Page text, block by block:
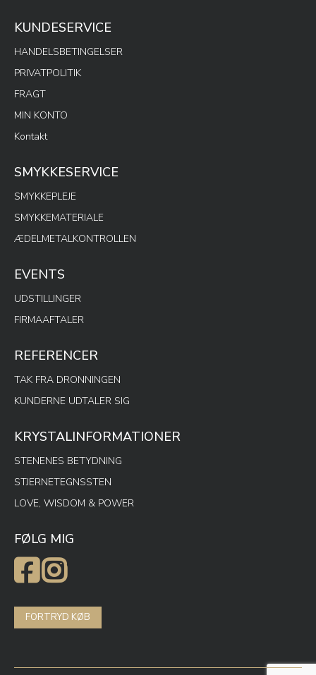
KUNDESERVICE
HANDELSBETINGELSER
PRIVATPOLITIK
FRAGT
MIN KONTO
Kontakt
SMYKKESERVICE
SMYKKEPLEJE
SMYKKEMATERIALE
ÆDELMETALKONTROLLEN
EVENTS
UDSTILLINGER
FIRMAAFTALER
REFERENCER
TAK FRA DRONNINGEN
KUNDERNE UDTALER SIG
KRYSTALINFORMATIONER
STENENES BETYDNING
STJERNETEGNSSTEN
LOVE, WISDOM & POWER
FØLG MIG
FORTRYD KØB